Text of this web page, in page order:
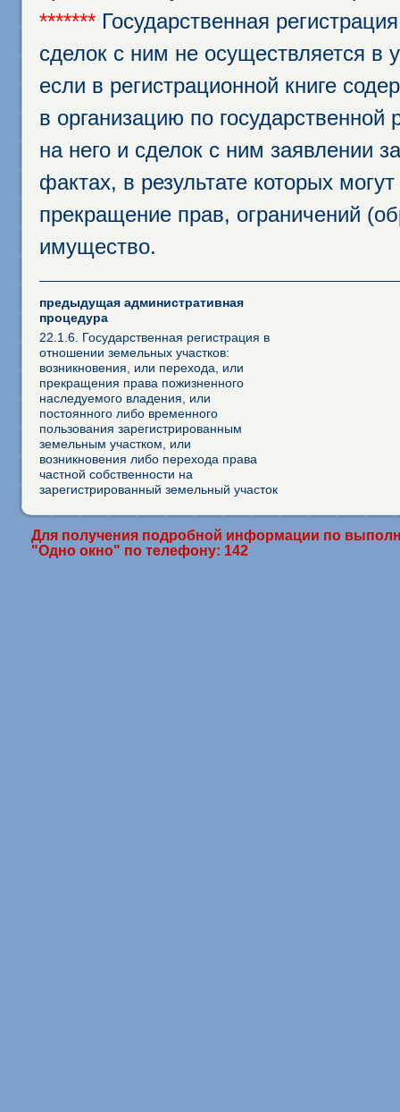
******* Государственная
сделок с ним не осуществляется в
если в регистрационной книге
в организацию по
на него и сделок с ним заявлении
фактах, в результате которых
прекращение прав, ограничений
имущество.
предыдущая административная
процедура
22.1.6. Государственная регистрация в
отношении земельных участков:
возникновения, или перехода, или
прекращения права пожизненного
наследуемого владения, или
постоянного либо временного
пользования зарегистрированным
земельным участком, или
возникновения либо перехода права
частной собственности на
зарегистрированный земельный участок
Для получения подробной информации по
"Одно окно" по телефону: 142